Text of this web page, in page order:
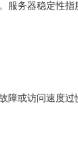
务器稳定性指
或访问速度过